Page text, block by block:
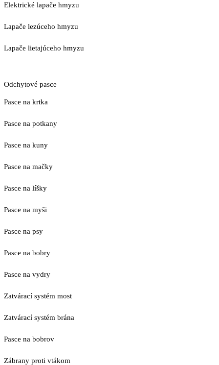
Elektrické lapače hmyzu
Lapače lezúceho hmyzu
Lapače lietajúceho hmyzu
Odchytové pasce
Pasce na krtka
Pasce na potkany
Pasce na kuny
Pasce na mačky
Pasce na líšky
Pasce na myši
Pasce na psy
Pasce na bobry
Pasce na vydry
Zatvárací systém most
Zatvárací systém brána
Pasce na bobrov
Zábrany proti vtákom